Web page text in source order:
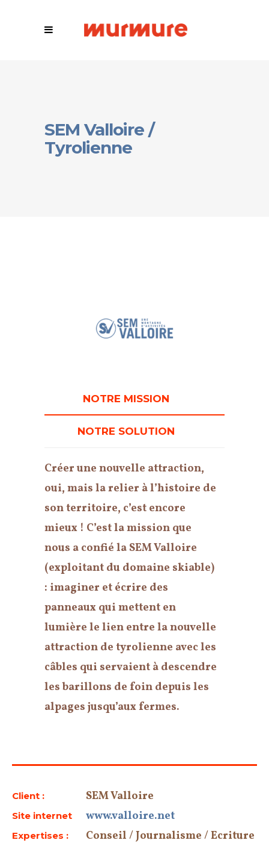
SEM Valloire /
Tyrolienne
NOTRE MISSION
NOTRE SOLUTION
Créer une nouvelle attraction,
oui, mais la relier à l’histoire de
son territoire, c’est encore
mieux ! C’est la mission que
nous a confié la SEM Valloire
(exploitant du domaine skiable)
: imaginer et écrire des
panneaux qui mettent en
lumière le lien entre la nouvelle
attraction de tyrolienne avec les
câbles qui servaient à descendre
les barillons de foin depuis les
alpages jusqu’aux fermes.
Client : SEM Valloire
Site internet www.valloire.net
Expertises : Conseil / Journalisme / Ecriture